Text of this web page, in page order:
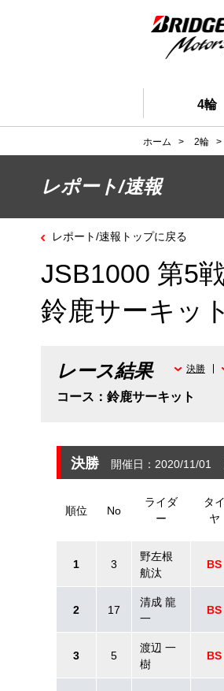
4輪
ホーム > 2輪 >
レポート/速報
レポート/速報トップに戻る
JSB1000 第5
鈴鹿サーキット
レース結果
コース：鈴鹿サーキット
決勝
決勝 開催日：2020/11/01
順位 No
ライダ
ー
タイ
ヤ
1 3
野左根
航汰
BS
2 17
清成 龍
一
BS
3 5
渡辺 一
樹
BS